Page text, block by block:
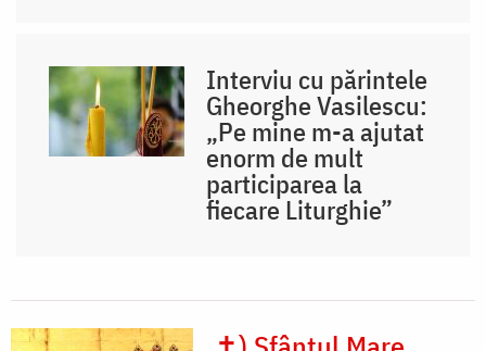
Interviu cu părintele
Gheorghe Vasilescu:
„Pe mine m-a ajutat
enorm de mult
participarea la
fiecare Liturghie”